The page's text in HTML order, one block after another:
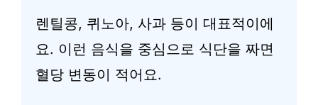
렌틸콩, 퀴노아, 사과 등이 대표적이에
요. 이런 음식을 중심으로 식단을 짜면
혈당 변동이 적어요.